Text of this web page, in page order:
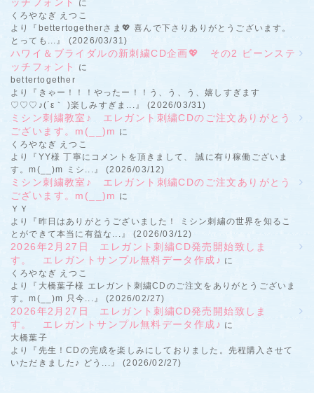
ッチフォント
に
くろやなぎ えつこ
より『bettertogetherさま💖 喜んで下さりありがとうございます。
とっても...』 (2026/03/31)
ハワイ＆ブライダルの新刺繍CD企画💖 その2 ビーンステ
ッチフォント
に
bettertogether
より『きゃー！！！やったー！！う、う、う、嬉しすぎます
♡♡♡♪(´ε｀ )楽しみすぎま...』 (2026/03/31)
ミシン刺繍教室♪ エレガント刺繍CDのご注文ありがとう
ございます。m(__)m に
くろやなぎ えつこ
より『YY様 丁寧にコメントを頂きまして、 誠に有り稼働ございま
す。m(__)m ミシ...』 (2026/03/12)
ミシン刺繍教室♪ エレガント刺繍CDのご注文ありがとう
ございます。m(__)m に
ＹＹ
より『昨日はありがとうございました！ ミシン刺繍の世界を知るこ
とができて本当に有益な...』 (2026/03/12)
2026年2月27日 エレガント刺繍CD発売開始致しま
す。 エレガントサンプル無料データ作成♪ に
くろやなぎ えつこ
より『大橋葉子様 エレガント刺繍CDのご注文をありがとうございま
す。m(__)m 只今...』 (2026/02/27)
2026年2月27日 エレガント刺繍CD発売開始致しま
す。 エレガントサンプル無料データ作成♪ に
大橋葉子
より『先生！CDの完成を楽しみにしておりました。先程購入させて
いただきました♪ どう...』 (2026/02/27)